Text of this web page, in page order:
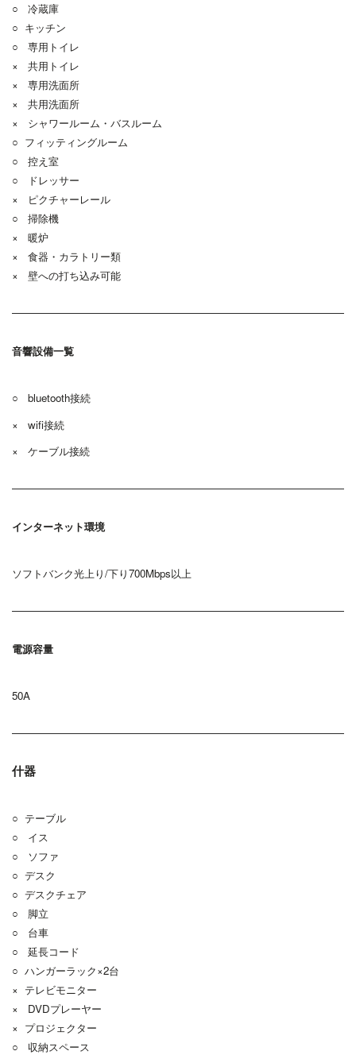
○ 冷蔵庫
○ キッチン
○ 専用トイレ
× 共用トイレ
× 専用洗面所
× 共用洗面所
× シャワールーム・バスルーム
○ フィッティングルーム
○ 控え室
○ ドレッサー
× ピクチャーレール
○ 掃除機
× 暖炉
× 食器・カラトリー類
× 壁への打ち込み可能
音響設備一覧
○ bluetooth接続
× wifi接続
× ケーブル接続
インターネット環境
ソフトバンク光上り/下り700Mbps以上
電源容量
50A
什器
○ テーブル
○ イス
○ ソファ
○ デスク
○ デスクチェア
○ 脚立
○ 台車
○ 延長コード
○ ハンガーラック×2台
× テレビモニター
× DVDプレーヤー
× プロジェクター
○ 収納スペース